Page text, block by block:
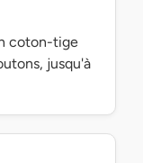
coton-tige
jusqu'à